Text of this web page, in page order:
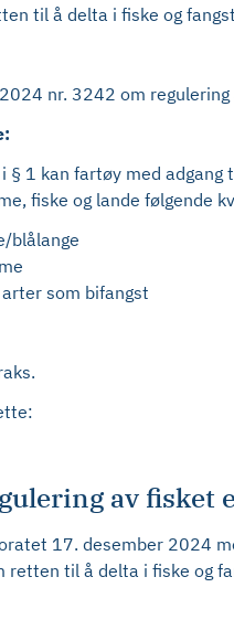
til å delta i fiske og
nr. 3242 om
§ 1 kan fartøy med
fiske og lande følgende
blålange
som bifangst
av fisket
17. desember 2024
retten til å delta i fiske og